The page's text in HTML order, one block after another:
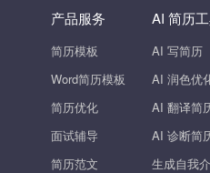
产品服务
简历模板
Word简历模板
简历优化
面试辅导
简历范文
AI 简历
AI 写简历
AI 润色优
AI 翻译简
AI 诊断简
生成自我